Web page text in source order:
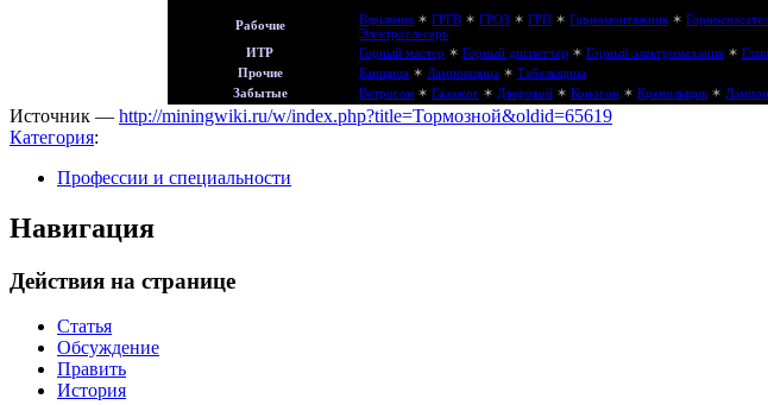
Рабочие Взрывник ✶ ГРГВ ✶ ГРОЗ ✶ ГРП ✶ Горномонтажник ✶
Электрослесарь
ИТР
Горный мастер ✶ Горный диспетчер ✶ Горный электромеханик ✶
Прочие
Банщица ✶ Ламповщица ✶ Табельщица
Забытые
Ветрогон ✶ Газожог ✶ Дверовой ✶ Коногон ✶ Крепильщик ✶
Источник — http://miningwiki.ru/w/index.php?title=Тормозной&oldid=65619
Категория:
Профессии и специальности
Навигация
Действия на странице
Статья
Обсуждение
Править
История